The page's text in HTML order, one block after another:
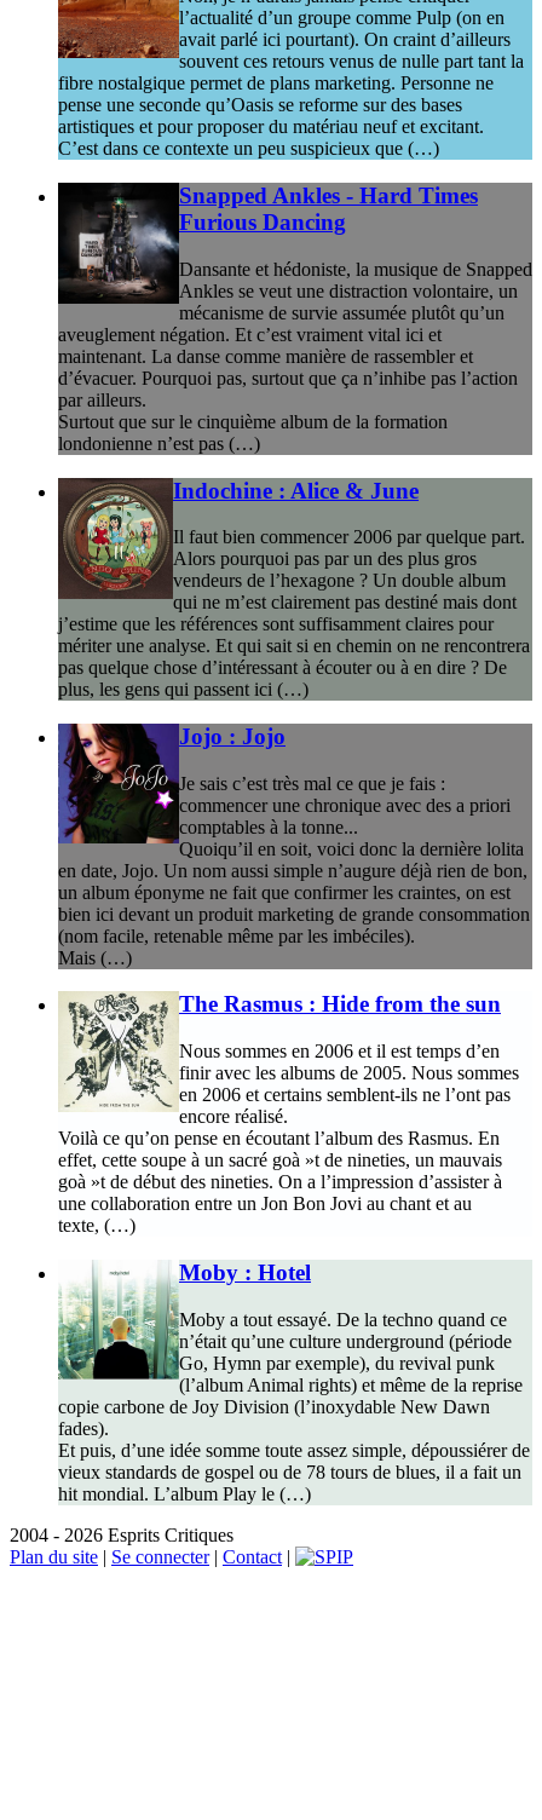
l’actualité d’un groupe comme Pulp (on en
avait parlé ici pourtant). On craint d’ailleurs
souvent ces retours venus de nulle part tant la
fibre nostalgique permet de plans marketing. Personne ne
pense une seconde qu’Oasis se reforme sur des bases
artistiques et pour proposer du matériau neuf et excitant.
C’est dans ce contexte un peu suspicieux que (…)
Snapped Ankles - Hard Times
Furious Dancing
Dansante et hédoniste, la musique de Snapped
Ankles se veut une distraction volontaire, un
mécanisme de survie assumée plutôt qu’un
aveuglement négation. Et c’est vraiment vital ici et
maintenant. La danse comme manière de rassembler et
d’évacuer. Pourquoi pas, surtout que ça n’inhibe pas l’action
par ailleurs.
Surtout que sur le cinquième album de la formation
londonienne n’est pas (…)
Indochine : Alice & June
Il faut bien commencer 2006 par quelque part.
Alors pourquoi pas par un des plus gros
vendeurs de l’hexagone ? Un double album
qui ne m’est clairement pas destiné mais dont
j’estime que les références sont suffisamment claires pour
mériter une analyse. Et qui sait si en chemin on ne rencontrera
pas quelque chose d’intéressant à écouter ou à en dire ? De
plus, les gens qui passent ici (…)
Jojo : Jojo
Je sais c’est très mal ce que je fais :
commencer une chronique avec des a priori
comptables à la tonne...
Quoiqu’il en soit, voici donc la dernière lolita
en date, Jojo. Un nom aussi simple n’augure déjà rien de bon,
un album éponyme ne fait que confirmer les craintes, on est
bien ici devant un produit marketing de grande consommation
(nom facile, retenable même par les imbéciles).
Mais (…)
The Rasmus : Hide from the sun
Nous sommes en 2006 et il est temps d’en
finir avec les albums de 2005. Nous sommes
en 2006 et certains semblent-ils ne l’ont pas
encore réalisé.
Voilà ce qu’on pense en écoutant l’album des Rasmus. En
effet, cette soupe à un sacré goà »t de nineties, un mauvais
goà »t de début des nineties. On a l’impression d’assister à
une collaboration entre un Jon Bon Jovi au chant et au
texte, (…)
Moby : Hotel
Moby a tout essayé. De la techno quand ce
n’était qu’une culture underground (période
Go, Hymn par exemple), du revival punk
(l’album Animal rights) et même de la reprise
copie carbone de Joy Division (l’inoxydable New Dawn
fades).
Et puis, d’une idée somme toute assez simple, dépoussiérer de
vieux standards de gospel ou de 78 tours de blues, il a fait un
hit mondial. L’album Play le (…)
2004 - 2026 Esprits Critiques
Plan du site | Se connecter| Contact |